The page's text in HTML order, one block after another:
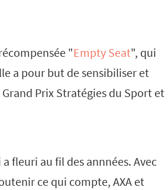
"Empty Seat", qui
a pour but de sensibiliser et
Prix Stratégies du Sport et
fleuri au fil des annnées. Avec
ce qui compte, AXA et